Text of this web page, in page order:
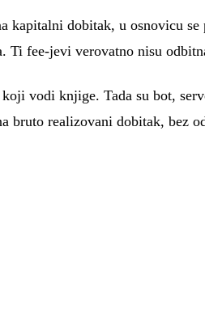
dobitak, u osnovicu
fee-jevi verovatno nisu
vodi knjige. Tada su bot,
bruto realizovani dobitak, bez